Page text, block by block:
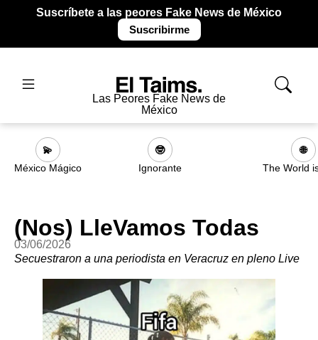
Suscríbete a las peores Fake News de México
Suscribirme
Las Peores Fake News de
México
💫
México Mágico
🤓
Ignorante
🌐
The World
(Nos) LleVamos Todas
03/06/2026
Secuestraron a una periodista en Veracruz en pleno Live